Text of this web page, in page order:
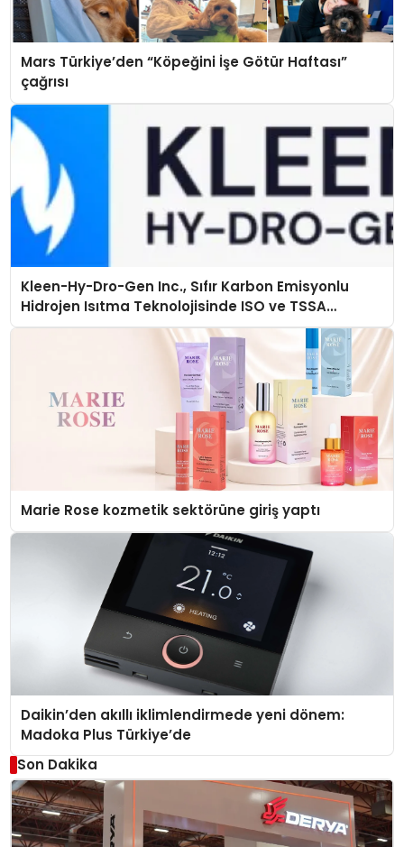
Mars Türkiye’den “Köpeğini İşe Götür Haftası”
çağrısı
Kleen-Hy-Dro-Gen Inc., Sıfır Karbon Emisyonlu
Hidrojen Isıtma Teknolojisinde ISO ve TSSA
Düzenleyici Onaylarını Aldı
Marie Rose kozmetik sektörüne giriş yaptı
Daikin’den akıllı iklimlendirmede yeni dönem:
Madoka Plus Türkiye’de
Son Dakika